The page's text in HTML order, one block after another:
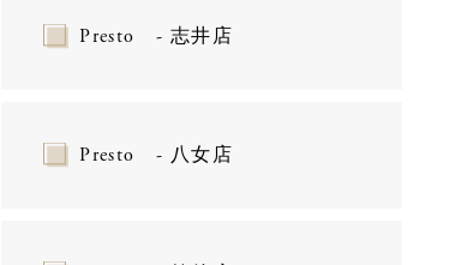
Presto - 志井店
Presto - 八女店